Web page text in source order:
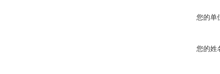
您的单
您的姓